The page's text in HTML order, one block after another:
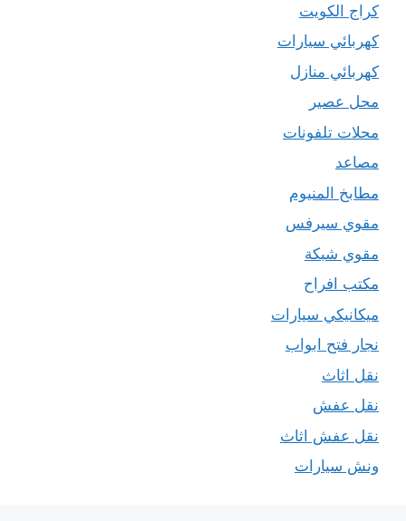
كراج الكويت
كهربائي سيارات
كهربائي منازل
محل عصير
محلات تلفونات
مصاعد
مطابخ المنيوم
مقوي سيرفس
مقوي شبكة
مكتب افراح
ميكانيكي سيارات
نجار فتح ابواب
نقل اثاث
نقل عفش
نقل عفش اثاث
ونش سيارات